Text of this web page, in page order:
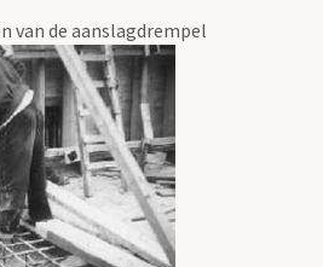
van de aanslagdrempel